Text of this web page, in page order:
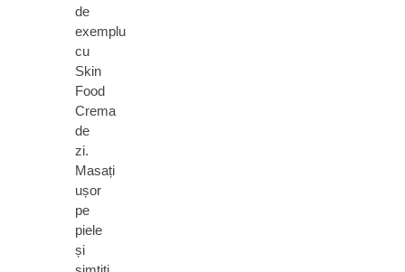
de
exemplu
cu
Skin
Food
Crema
de
zi.
Masați
ușor
pe
piele
și